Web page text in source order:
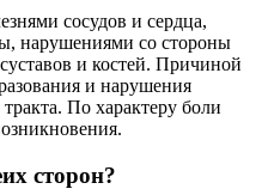
сосудов и сердца,
нарушениями со стороны
и костей. Причиной
и нарушения
По характеру боли
сторон?